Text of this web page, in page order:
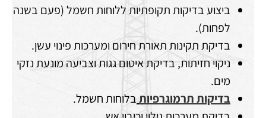
ביצוע בדיקות תקופתיות ללוחות חשמל (פעם בשנה
לפחות).
בדיקת תקינות תאורת חירום ומערכות פינוי עשן.
ניקוי חזיתות, בדיקת איטום גגות וצביעה מונעת נזקי
מים.
בדיקות תרמוגרפיותבלוחות חשמל.